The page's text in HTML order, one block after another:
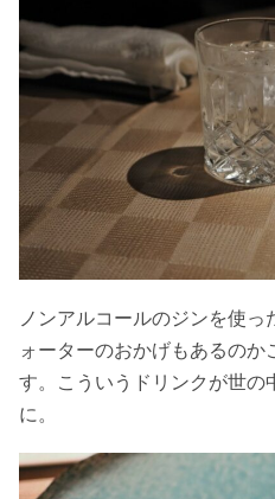
ノンアルコールのジンを使
ォーターのおかげもあるの
す。こういうドリンクが世の
に。